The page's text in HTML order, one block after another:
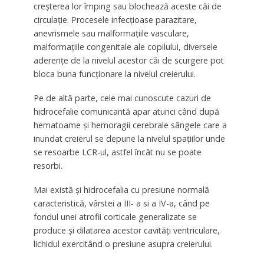
creșterea lor împing sau blochează aceste căi de
circulație. Procesele infecțioase parazitare,
anevrismele sau malformațiile vasculare,
malformațiile congenitale ale copilului, diversele
aderențe de la nivelul acestor căi de scurgere pot
bloca buna funcționare la nivelul creierului.
Pe de altă parte, cele mai cunoscute cazuri de
hidrocefalie comunicantă apar atunci când după
hematoame și hemoragii cerebrale sângele care a
inundat creierul se depune la nivelul spațiilor unde
se resoarbe LCR-ul, astfel încât nu se poate
resorbi.
Mai există și hidrocefalia cu presiune normală
caracteristică, vârstei a III- a si a IV-a, când pe
fondul unei atrofii corticale generalizate se
produce și dilatarea acestor cavități ventriculare,
lichidul exercitând o presiune asupra creierului.